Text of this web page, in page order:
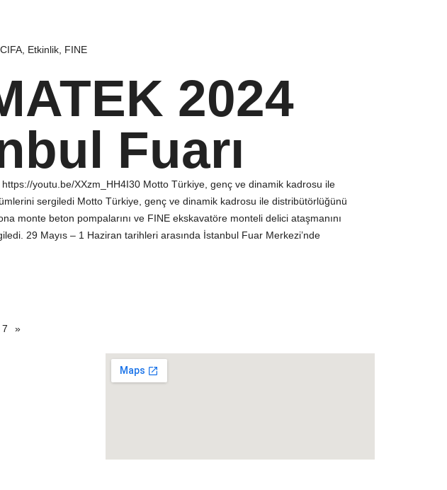
CIFA Etkinlik FINE
2024
Fuarı
youtu.be/XXzm_HH4I30 Motto Türkiye, genç ve dinamik kadrosu ile
sergiledi Motto Türkiye, genç ve dinamik kadrosu ile distribütörlüğünü
monte beton pompalarını ve FINE ekskavatöre monteli delici ataşmanını
29 Mayıs – 1 Haziran tarihleri arasında İstanbul Fuar Merkezi’nde
7 »